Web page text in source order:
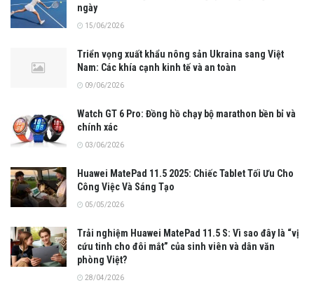
ngày
15/06/2026
Triển vọng xuất khẩu nông sản Ukraina sang Việt
Nam: Các khía cạnh kinh tế và an toàn
09/06/2026
Watch GT 6 Pro: Đồng hồ chạy bộ marathon bền bỉ và
chính xác
03/06/2026
Huawei MatePad 11.5 2025: Chiếc Tablet Tối Ưu Cho
Công Việc Và Sáng Tạo
05/05/2026
Trải nghiệm Huawei MatePad 11.5 S: Vì sao đây là “vị
cứu tinh cho đôi mắt” của sinh viên và dân văn
phòng Việt?
28/04/2026